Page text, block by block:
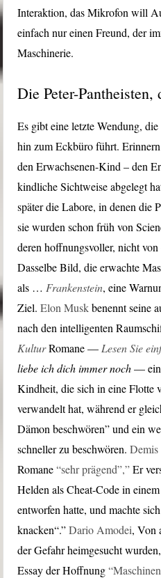
Interaktion, das Mikrofon will
einfach nur einen Freund, der
Maschinerie.
Die Peter-Pantheisten,
Es gibt eine letzte Wendung,
hin zum Eckbüro führt.
den Erwachsenen-Kind – den
kindliche Sichtweise abgelegt
später die Labore, in denen die
sie wurden schon früh von
deren hoffnungsvoller, nicht von
Dasselbe Bild, die erwachte
als … Frankenstein, eine
Ziel.Elon Muskbenennt seine
nach den intelligenten
KulturRomane — Lesen Sie
liebe ich dich immer noch—
Kindheit, die sich in eine Flotte
verwandelt hat, während er
Dämon beschwören” und ein
schneller zu beschwören.Demis
Romane“sehr prägend”,”Er
Helden als Cheat-Code in
entworfen hatte, und machte
knacken“.”Dario Amodei, Von
der Gefahr heimgesucht
Essay der Hoffnung